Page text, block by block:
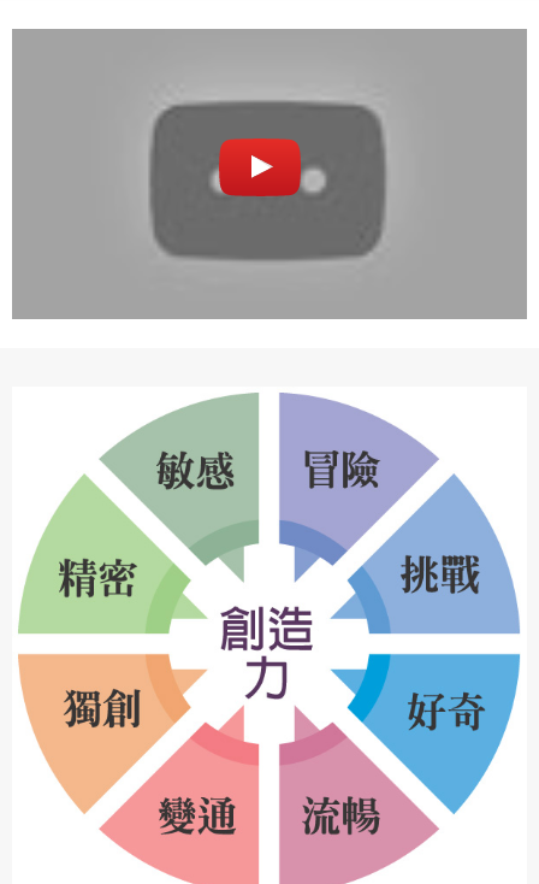
使用 Facebook 帳號登入
使用 Google 帳號登入
使用 Facebook 帳號註冊
使用 Google 帳號註冊
緣會員有意願吉寶知識系統（本系統），經註冊本
系統表示您同意會員合約：
一、定義條款
授權內容：係指吉寶系統有限公司（吉寶系統公司）所有或
經授權使用而置放於吉寶知識系統網站或系統內之著作物。
衍生著作：係指就授權內容改作之創作。